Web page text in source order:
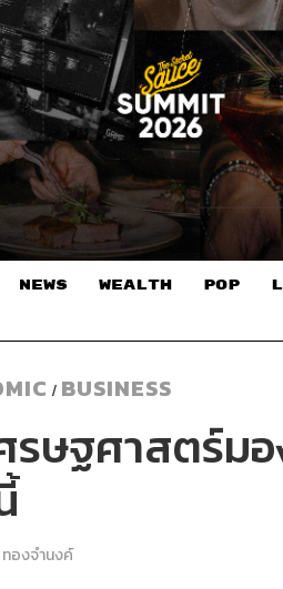
NEWS WEALTH POP
/ BUSINESS
รษฐศาสตร์มอ
ทองจำนงค์